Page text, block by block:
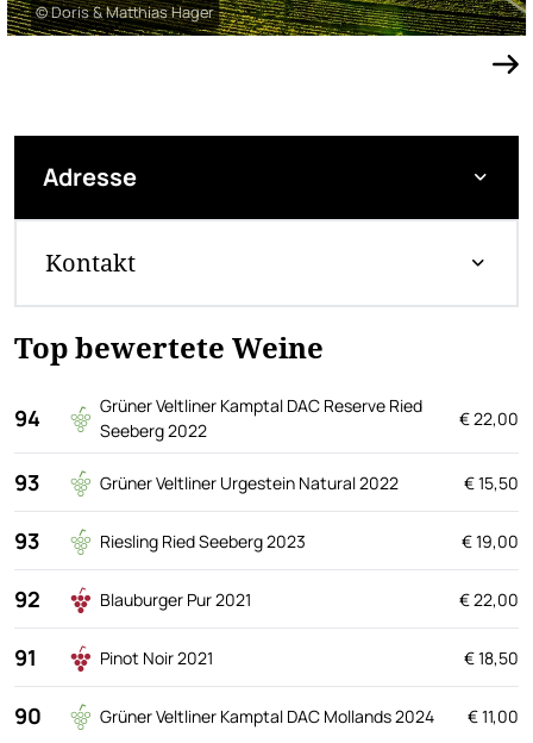
© Doris & Matthias Hager
Adresse
Kontakt
Top bewertete Weine
94
Grüner Veltliner Kamptal DAC Reserve Ried
Seeberg 2022
€ 22,00
93 Grüner Veltliner Urgestein Natural 2022 € 15,50
93 Riesling Ried Seeberg 2023 € 19,00
92 Blauburger Pur 2021 € 22,00
91 Pinot Noir 2021 € 18,50
90 Grüner Veltliner Kamptal DAC Mollands 2024 € 11,00